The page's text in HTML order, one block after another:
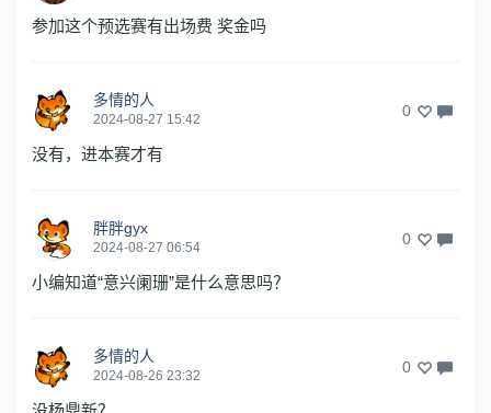
参加这个预选赛有出场费 奖金吗
多情的人
2024-08-27 15:42 0
没有，进本赛才有
胖胖gyx
2024-08-27 06:54 0
小编知道“意兴阑珊”是什么意思吗？
多情的人
2024-08-26 23:32 0